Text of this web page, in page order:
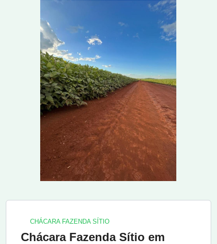
CHÁCARA FAZENDA SÍTIO
Chácara Fazenda Sítio em